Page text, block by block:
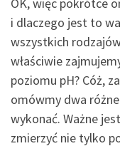
OK, więc pokrótce
i dlaczego jest to
wszystkich
właściwie
poziomu pH? Cóż,
omówmy dwa
wykonać. Ważne
zmierzyć nie tylko